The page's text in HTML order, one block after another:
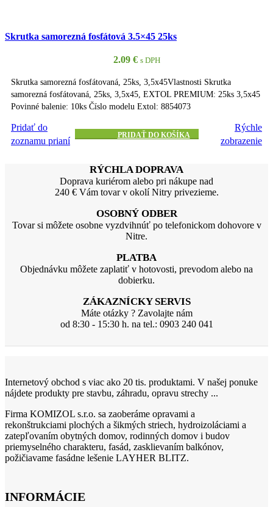
Skrutka samorezná fosfátová 3.5×45 25ks
2.09 € s DPH
Skrutka samorezná fosfátovaná, 25ks, 3,5x45Vlastnosti Skrutka
samorezná fosfátovaná, 25ks, 3,5x45, EXTOL PREMIUM: 25ks 3,5x45
Povinné balenie: 10ks Číslo modelu Extol: 8854073
Pridať do
zoznamu prianí
PRIDAŤ DO KOŠÍKA
Rýchle
zobrazenie
RÝCHLA DOPRAVA
Doprava kuriérom alebo pri nákupe nad
240 € Vám tovar v okolí Nitry privezieme.
OSOBNÝ ODBER
Tovar si môžete osobne vyzdvihnúť po telefonickom dohovore v
Nitre.
PLATBA
Objednávku môžete zaplatiť v hotovosti, prevodom alebo na
dobierku.
ZÁKAZNÍCKY SERVIS
Máte otázky ? Zavolajte nám
od 8:30 - 15:30 h. na tel.: 0903 240 041
Internetový obchod s viac ako 20 tis. produktami. V našej ponuke
nájdete produkty pre stavbu, záhradu, opravu strechy ...
Firma KOMIZOL s.r.o. sa zaoberáme opravami a
rekonštrukciami plochých a šikmých striech, hydroizoláciami a
zatepľovaním obytných domov, rodinných domov i budov
priemyselného charakteru, fasád, zasklievaním balkónov,
požičiavame fasádne lešenie LAYHER BLITZ.
INFORMÁCIE